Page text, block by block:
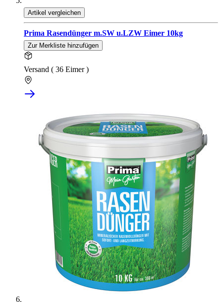
Artikel vergleichen
Prima Rasendünger m.SW u.LZW Eimer 10kg
Zur Merkliste hinzufügen
Versand ( 36 Eimer )